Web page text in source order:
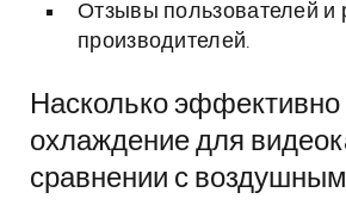
Отзывы пользователей и
производителей.
Насколько эффективно
охлаждение для
сравнении с